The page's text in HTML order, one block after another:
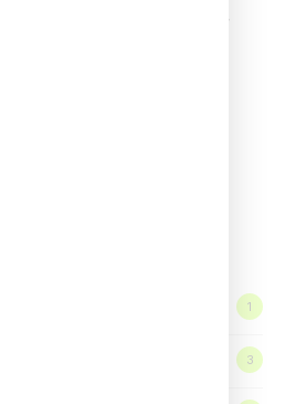
zafferano e vaniglia per
unica
da Q-bo Wellness: il tuo
Yoga
1
3